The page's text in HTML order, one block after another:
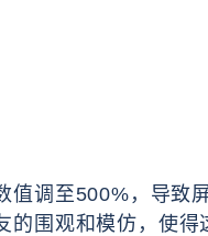
调至500%，导致
的围观和模仿，使得